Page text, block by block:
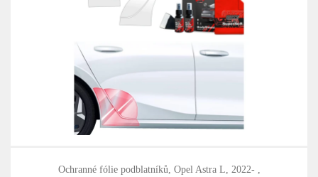
Ochranné fólie podblatníků, Opel Astra L, 2022- ,